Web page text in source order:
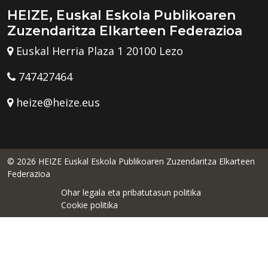
HEIZE, Euskal Eskola Publikoaren
Zuzendaritza Elkarteen Federazioa
Euskal Herria Plaza 1 20100 Lezo
747427464
heize@heize.eus
© 2026 HEIZE Euskal Eskola Publikoaren Zuzendaritza Elkarteen
Federazioa
Ohar legala eta pribatutasun politika
Cookie politika